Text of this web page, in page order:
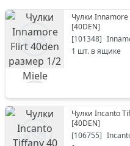
Чулки
[40DEN]
[101348]
1 шт. в ящике
Чулки Incanto
[40DEN]
[106755]